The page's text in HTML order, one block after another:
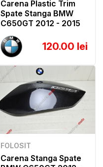
Carena Plastic Trim
Spate Stanga BMW
C650GT 2012 - 2015
120.00 lei
FOLOSIT
Carena Stanga Spate